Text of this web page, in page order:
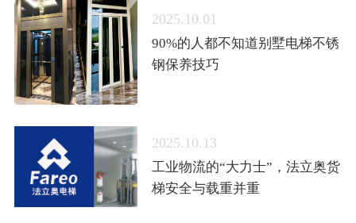
2025.10.01
90%的人都不知道别墅电梯不锈
钢保养技巧
2025.10.13
工业物流的“大力士”，法立奥货
梯安全与载重并重